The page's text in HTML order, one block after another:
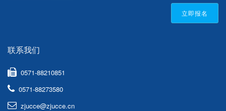
立即报名
联系我们
0571-88210851
0571-88273580
zjucce@zjucce.cn